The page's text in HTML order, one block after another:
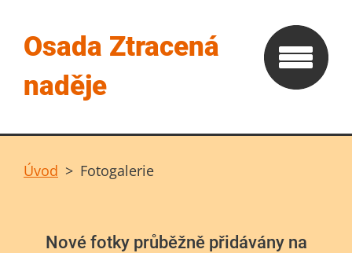
Osada Ztracená
naděje
Úvod > Fotogalerie
Nové fotky průběžně přidávány na